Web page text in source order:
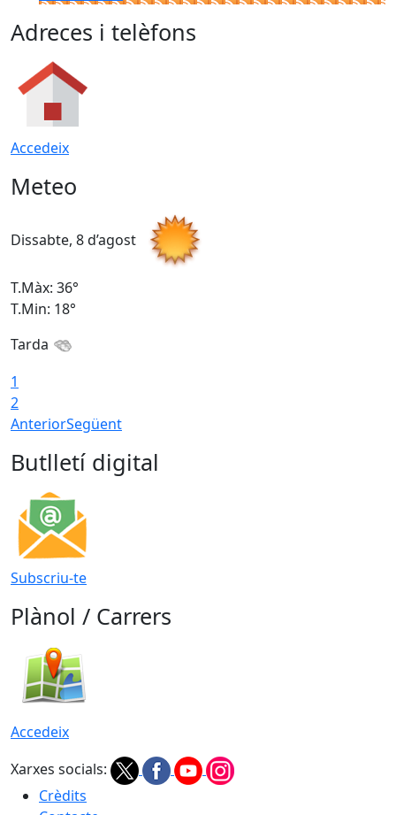
Adreces i telèfons
Accedeix
Meteo
Dissabte, 8 d’agost
T.Màx: 36°
T.Min: 18°
Tarda
1
2
AnteriorSegüent
Butlletí digital
Subscriu-te
Plànol / Carrers
Accedeix
Xarxes socials:
Crèdits